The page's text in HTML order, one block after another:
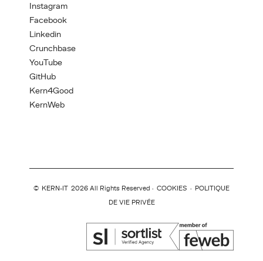
Instagram
Facebook
Linkedin
Crunchbase
YouTube
GitHub
Kern4Good
KernWeb
© KERN-IT 2026 All Rights Reserved · COOKIES · POLITIQUE
DE VIE PRIVÉE